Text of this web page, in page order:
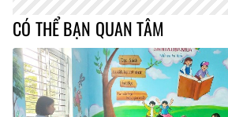
CÓ THỂ BẠN QUAN TÂM